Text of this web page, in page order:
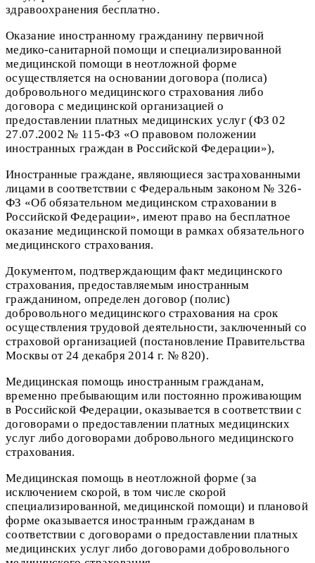
здравоохранения бесплатно.
Оказание иностранному гражданину первичной
медико-санитарной помощи и специализированной
медицинской помощи в неотложной форме
осуществляется на основании договора (полиса)
добровольного медицинского страхования либо
договора с медицинской организацией о
предоставлении платных медицинских услуг (ФЗ 02
27.07.2002 № 115-ФЗ «О правовом положении
иностранных граждан в Российской Федерации»),
Иностранные граждане, являющиеся застрахованными
лицами в соответствии с Федеральным законом № 326-
ФЗ «Об обязательном медицинском страховании в
Российской Федерации», имеют право на бесплатное
оказание медицинской помощи в рамках обязательного
медицинского страхования.
Документом, подтверждающим факт медицинского
страхования, предоставляемым иностранным
гражданином, определен договор (полис)
добровольного медицинского страхования на срок
осуществления трудовой деятельности, заключенный со
страховой организацией (постановление Правительства
Москвы от 24 декабря 2014 г. № 820).
Медицинская помощь иностранным гражданам,
временно пребывающим или постоянно проживающим
в Российской Федерации, оказывается в соответствии с
договорами о предоставлении платных медицинских
услуг либо договорами добровольного медицинского
страхования.
Медицинская помощь в неотложной форме (за
исключением скорой, в том числе скорой
специализированной, медицинской помощи) и плановой
форме оказывается иностранным гражданам в
соответствии с договорами о предоставлении платных
медицинских услуг либо договорами добровольного